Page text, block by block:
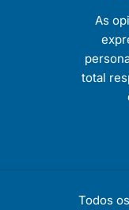
As
total
Todos